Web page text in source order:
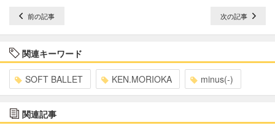
前の記事 次の記事
関連キーワード
SOFT BALLET KEN.MORIOKA minus(-)
関連記事